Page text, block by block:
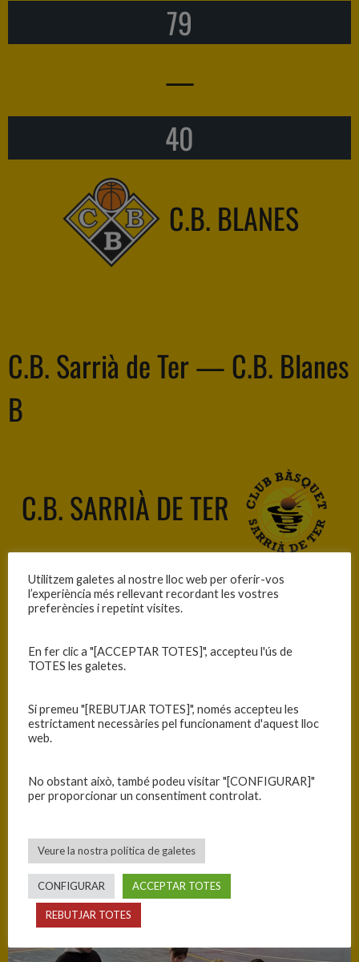
79
—
40
C.B. BLANES
C.B. Sarrià de Ter — C.B. Blanes
B
C.B. SARRIÀ DE TER
24
—
76
C.B. BLANES
Utilitzem galetes al nostre lloc web per oferir-vos
l’experiència més rellevant recordant les vostres
preferències i repetint visites.
En fer clic a "[ACCEPTAR TOTES]", accepteu l'ús de
TOTES les galetes.
Si premeu "[REBUTJAR TOTES]", només accepteu les
estrictament necessàries pel funcionament d'aquest lloc
web.
No obstant això, també podeu visitar "[CONFIGURAR]"
per proporcionar un consentiment controlat.
Veure la nostra política de galetes
CONFIGURAR ACCEPTAR TOTES
REBUTJAR TOTES